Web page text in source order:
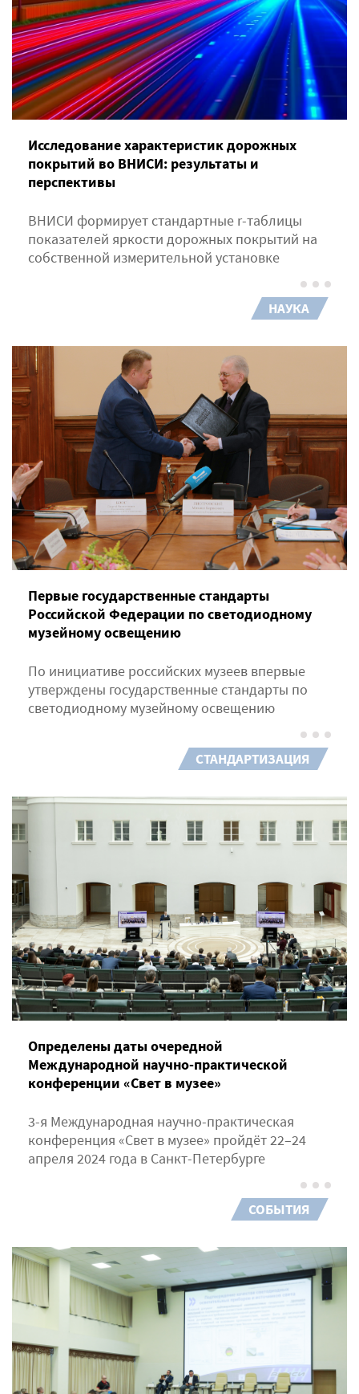
Исследование характеристик дорожных
покрытий во ВНИСИ: результаты и
перспективы
ВНИСИ формирует стандартные r-таблицы
показателей яркости дорожных покрытий на
собственной измерительной установке
НАУКА
Первые государственные стандарты
Российской Федерации по светодиодному
музейному освещению
По инициативе российских музеев впервые
утверждены государственные стандарты по
светодиодному музейному освещению
СТАНДАРТИЗАЦИЯ
Определены даты очередной
Международной научно-практической
конференции «Свет в музее»
3-я Международная научно-практическая
конференция «Свет в музее» пройдёт 22–24
апреля 2024 года в Санкт-Петербурге
СОБЫТИЯ